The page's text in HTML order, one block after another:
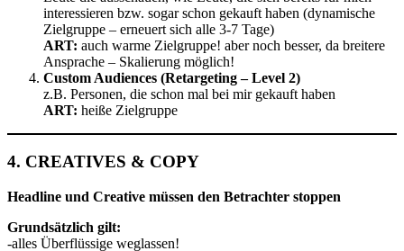
interessieren bzw. sogar schon gekauft haben (dynamische
Zielgruppe – erneuert sich alle 3-7 Tage)
ART: auch warme Zielgruppe! aber noch besser, da breitere
Ansprache – Skalierung möglich!
Custom Audiences (Retargeting – Level 2)
z.B. Personen, die schon mal bei mir gekauft haben
ART: heiße Zielgruppe
4. CREATIVES & COPY
Headline und Creative müssen den Betrachter stoppen
Grundsätzlich gilt:
-alles Überflüssige weglassen!